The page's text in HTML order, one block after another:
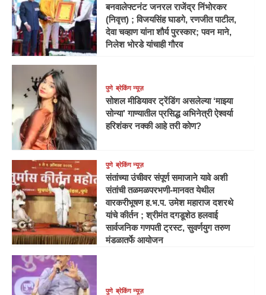
बनवालेफ्टनंट जनरल राजेंद्र निंभोरकर
(निवृत्त) ; विजयसिंह घाडगे, रणजीत पाटील,
देवा चव्हाण यांना शौर्य पुरस्कार; पवन माने,
निलेश भोरडे यांचाही गौरव
पुणे ब्रेकिंग न्यूज़
सोशल मीडियावर ट्रेंडिंग असलेल्या ‘माझ्या
सोन्या’ गाण्यातील प्रसिद्ध अभिनेत्री ऐश्वर्या
हरिशंकर नक्की आहे तरी कोण?
पुणे ब्रेकिंग न्यूज़
संतांच्या उंचीवर संपूर्ण समाजाने यावे अशी
संतांची तळमळपरभणी-मानवत येथील
वारकरीभूषण ह.भ.प. उमेश महाराज दशरथे
यांचे कीर्तन ; श्रीमंत दगडूशेठ हलवाई
सार्वजनिक गणपती ट्रस्ट, सुवर्णयुग तरुण
मंडळातर्फे आयोजन
पुणे ब्रेकिंग न्यूज़